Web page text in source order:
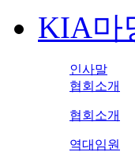
KIA마
인사말
협회소개
협회소개
역대임원